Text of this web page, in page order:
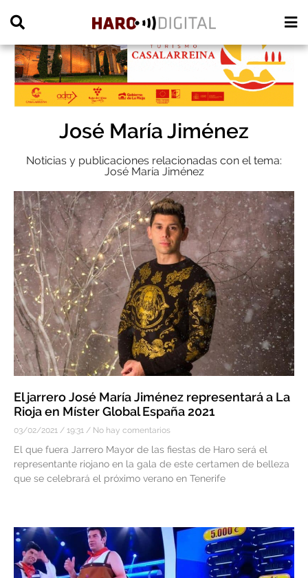
José María Jiménez
Noticias y publicaciones relacionadas con el tema:
José María Jiménez
El jarrero José María Jiménez representará a La
Rioja en Míster Global España 2021
03/02/2021 19:31 No hay comentarios
El que fuera Jarrero Mayor de las fiestas de Haro será el
representante riojano en la gala de este certamen de belleza
que se celebrará el próximo verano en Tenerife